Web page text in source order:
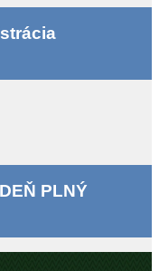
PLNÝ